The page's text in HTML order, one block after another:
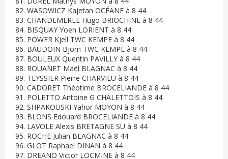
82. WASOWICZ Kajetan OCÉANE à 8 44
83. CHANDEMERLE Hugo BRIOCHINE à 8 44
84. BISQUAY Yoen LORIENT à 8 44
85. POWER Kjell TWC KEMPE à 8 44
86. BAUDOIN Bjorn TWC KEMPE à 8 44
87. BOULEUX Quentin PAVILLY à 8 44
88. ROUANET Maël BLAGNAC à 8 44
89. TEYSSIER Pierre CHARVIEU à 8 44
90. CADORET Théotime BROCELIANDE à 8 44
91. POLETTO Antoine G CHALETTOIS à 8 44
92. SHPAKOUSKI Yahor MOYON à 8 44
93. BLONS Edouard BROCELIANDE à 8 44
94. LAVOLE Alexis BRETAGNE SU à 8 44
95. ROCHE Julian BLAGNAC à 8 44
96. GLOT Raphael DINAN à 8 44
97. DREANO Victor LOCMINE à 8 44